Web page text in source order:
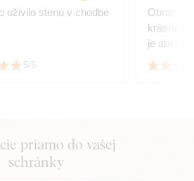
oživilo stenu v chodbe
5/5
Obraz sa
krásne
je
a
priamo do vašej
schránky